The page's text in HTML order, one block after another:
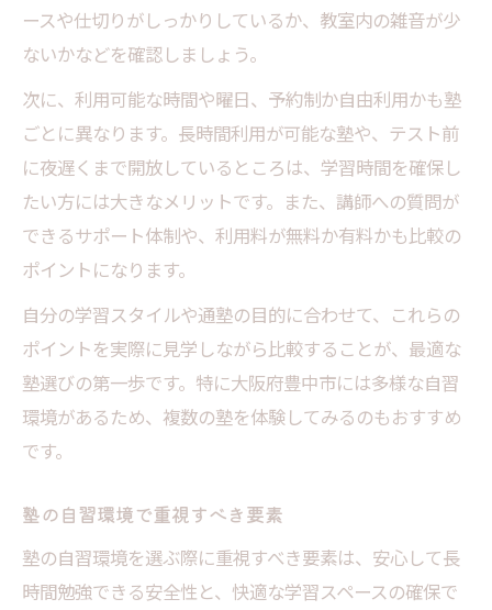
ースや仕切りがしっかりしているか、教室内の雑音が少
ないかなどを確認しましょう。
次に、利用可能な時間や曜日、予約制か自由利用かも塾
ごとに異なります。長時間利用が可能な塾や、テスト前
に夜遅くまで開放しているところは、学習時間を確保し
たい方には大きなメリットです。また、講師への質問が
できるサポート体制や、利用料が無料か有料かも比較の
ポイントになります。
自分の学習スタイルや通塾の目的に合わせて、これらの
ポイントを実際に見学しながら比較することが、最適な
塾選びの第一歩です。特に大阪府豊中市には多様な自習
環境があるため、複数の塾を体験してみるのもおすすめ
です。
塾の自習環境で重視すべき要素
塾の自習環境を選ぶ際に重視すべき要素は、安心して長
時間勉強できる安全性と、快適な学習スペースの確保で